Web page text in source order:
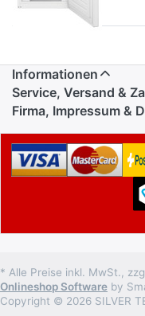
Informationen
Service, Versand &
Firma, Impressum &
* Alle Preise inkl. MwSt.,
Onlineshop Software by
Copyright © 2026 SILVER